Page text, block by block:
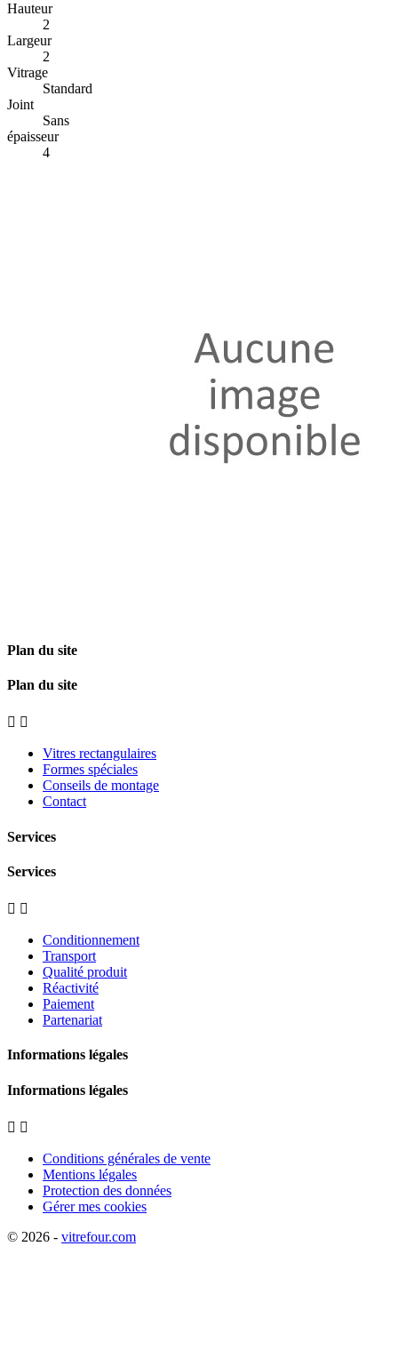
Hauteur
2
Largeur
2
Vitrage
Standard
Joint
Sans
épaisseur
4
Plan du site
Plan du site
 
Vitres rectangulaires
Formes spéciales
Conseils de montage
Contact
Services
Services
 
Conditionnement
Transport
Qualité produit
Réactivité
Paiement
Partenariat
Informations légales
Informations légales
 
Conditions générales de vente
Mentions légales
Protection des données
Gérer mes cookies
© 2026 - vitrefour.com